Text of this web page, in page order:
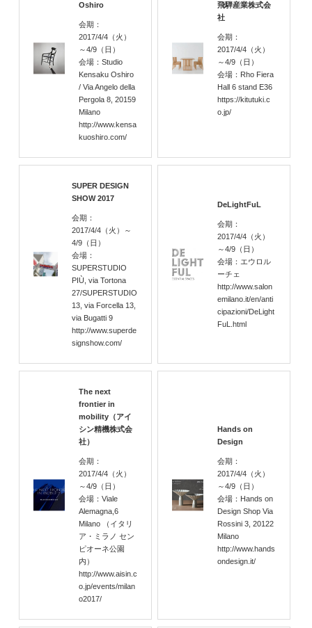
Oshiro
会期：
2017/4/4（火）
～4/9（日）
会場：Studio
Kensaku Oshiro
/ Via Angelo della
Pergola 8, 20159
Milano
http://www.kensa
kuoshiro.com/
飛騨産業株式会
社
会期：
2017/4/4 （火）
～4/9 （日）
会場：Rho Fiera
Hall 6 stand E36
https://kitutuki.c
o.jp/
SUPER DESIGN
SHOW 2017
会期：
2017/4/4 （火）
～
4/9 （日）
会場：
SUPERSTUDIO
PIÙ, via Tortona
27/SUPERSTUDIO
13, via Forcella 13,
via Bugatti 9
http://www.superde
signshow.com/
DeLightFuL
会期：
2017/4/4 （火）
～4/9 （日）
会場：エウロル
ーチェ
http://www.salon
emilano.it/en/anti
cipazioni/DeLight
FuL.html
The next
frontier in
mobility（アイ
シン精機株式会
社）
会期：
2017/4/4（火）
～4/9（日）
会場：Viale
Alemagna,6
Milano （イタリ
ア・ミラノ セン
ピオーネ公園
内）
http://www.aisin.c
o.jp/events/milan
o2017/
Hands on
Design
会期：
2017/4/4 （火）
～4/9 （日）
会場：Hands on
Design Shop Via
Rossini 3, 20122
Milano
http://www.hands
ondesign.it/